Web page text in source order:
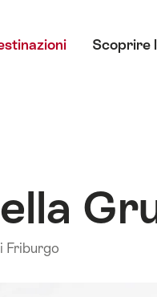
Scoprire
Friburgo